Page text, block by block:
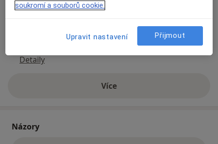
Co mám v takové situaci udělat?
Způsoby platby (soukromé návštěvy)
Na teto adrese lékař přijímá pacienty na pojišťovnu
Detaily
Víceo adrese
Názory
soukromí a souborů cookie.
Upravit nastavení Přijmout